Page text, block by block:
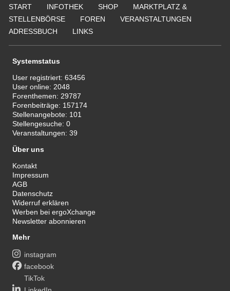
START INFOTHEK SHOP
MARKTPLATZ &
STELLENBÖRSE
FOREN
VERANSTALTUNGEN
ADRESSBUCH
LINKS
Systemstatus
User registriert:63456
User online: 2048
Forenthemen: 29787
Forenbeiträge: 157174
Stellenangebote: 101
Stellengesuche:0
Veranstaltungen:39
Über uns
Kontakt
Impressum
AGB
Datenschutz
Widerruf erklären
Werben bei ergoXchange
Newsletter abonnieren
Mehr
instagram
facebook
TikTok